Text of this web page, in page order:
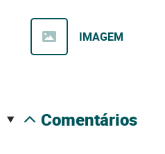
IMAGEM
comentários